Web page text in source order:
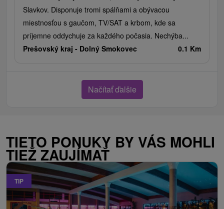
Slavkov. Disponuje tromi spálňami a obývacou
miestnosťou s gaučom, TV/SAT a krbom, kde sa
príjemne oddychuje za každého počasia. Nechýba...
Prešovský kraj - Dolný Smokovec 0.1 Km
Načítať ďalšie
TIETO PONUKY BY VÁS MOHLI
TIEŽ ZAUJÍMAŤ
TIP